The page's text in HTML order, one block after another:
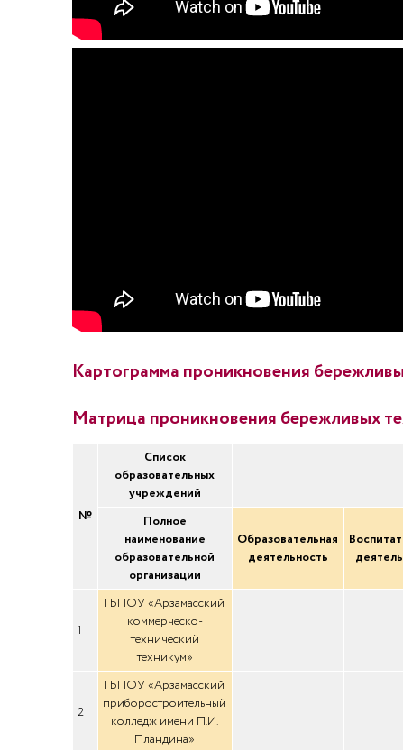
Картограмма проникновения
Матрица проникновения бережливых
№
Список
образовательных
учреждений
Полное
наименование
образовательной
организации
Образовательная
деятельность
1
ГБПОУ «Арзамасский
коммерческо-
технический
техникум»
2
ГБПОУ «Арзамасский
приборостроительный
колледж имени П.И.
Пландина»